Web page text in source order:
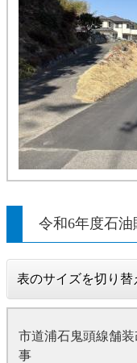
令和6年度石
表のサイズを切り替
市道浦石鬼頭線舗装
事